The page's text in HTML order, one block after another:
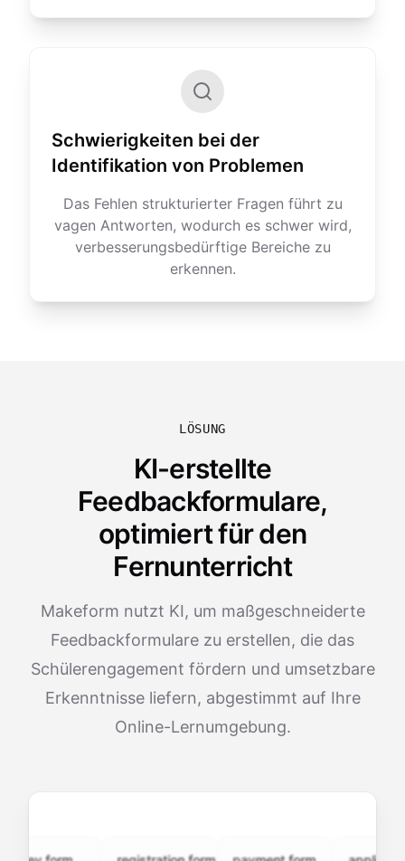
Schwierigkeiten bei der
Identifikation von Problemen
Das Fehlen strukturierter Fragen führt zu
vagen Antworten, wodurch es schwer wird,
verbesserungsbedürftige Bereiche zu
erkennen.
LÖSUNG
KI-erstellte
Feedbackformulare,
optimiert für den
Fernunterricht
Makeform nutzt KI, um maßgeschneiderte
Feedbackformulare zu erstellen, die das
Schülerengagement fördern und umsetzbare
Erkenntnisse liefern, abgestimmt auf Ihre
Online-Lernumgebung.